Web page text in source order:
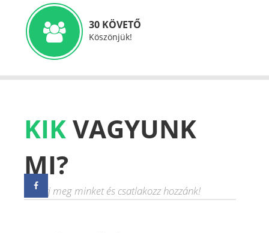
30 KÖVETŐ
Köszönjük!
KIKVAGYUNK
MI?
Ismerj meg minket és csatlakozz hozzánk!